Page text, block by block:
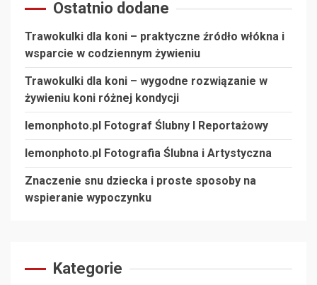
Ostatnio dodane
Trawokulki dla koni – praktyczne źródło włókna i
wsparcie w codziennym żywieniu
Trawokulki dla koni – wygodne rozwiązanie w
żywieniu koni różnej kondycji
lemonphoto.pl Fotograf Ślubny I Reportażowy
lemonphoto.pl Fotografia Ślubna i Artystyczna
Znaczenie snu dziecka i proste sposoby na
wspieranie wypoczynku
Kategorie